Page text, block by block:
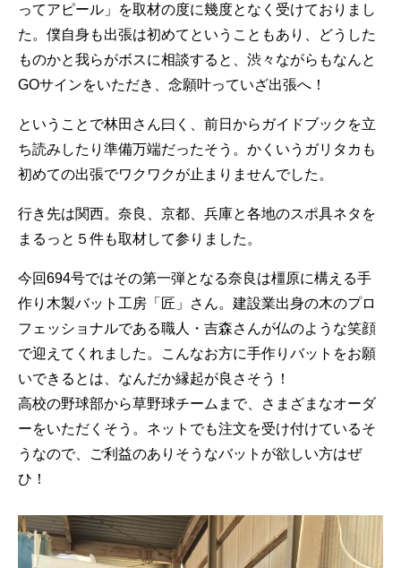
ってアピール」を取材の度に幾度となく受けておりまし
た。僕自身も出張は初めてということもあり、どうした
ものかと我らがボスに相談すると、渋々ながらもなんと
GOサインをいただき、念願叶っていざ出張へ！
ということで林田さん曰く、前日からガイドブックを立
ち読みしたり準備万端だったそう。かくいうガリタカも
初めての出張でワクワクが止まりませんでした。
行き先は関西。奈良、京都、兵庫と各地のスポ具ネタを
まるっと５件も取材して参りました。
今回694号ではその第一弾となる奈良は橿原に構える手
作り木製バット工房「匠」さん。建設業出身の木のプロ
フェッショナルである職人・吉森さんが仏のような笑顔
で迎えてくれました。こんなお方に手作りバットをお願
いできるとは、なんだか縁起が良さそう！
高校の野球部から草野球チームまで、さまざまなオーダ
ーをいただくそう。ネットでも注文を受け付けているそ
うなので、ご利益のありそうなバットが欲しい方はぜ
ひ！